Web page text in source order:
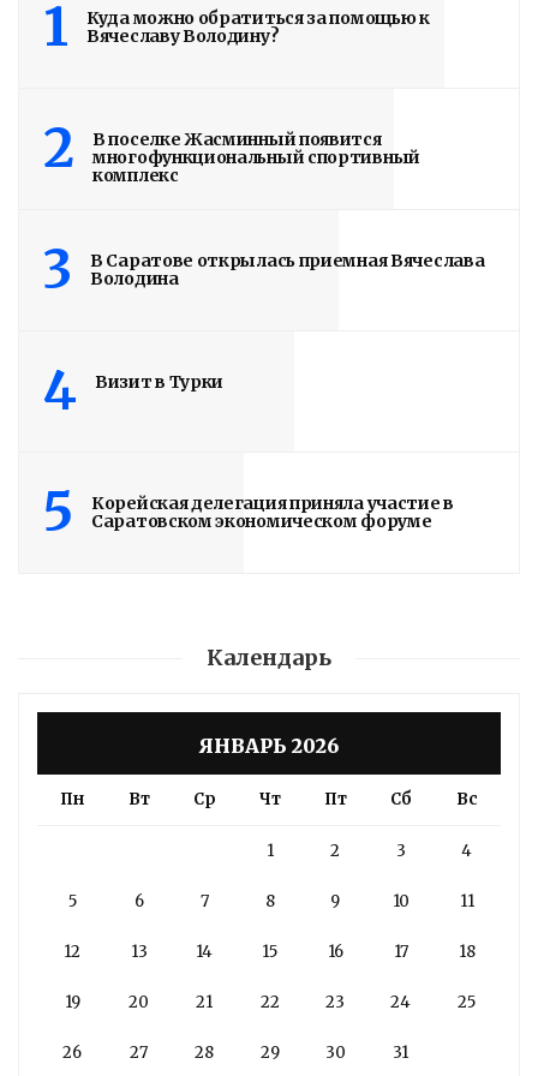
1
Куда можно обратиться за помощью к
Вячеславу Володину?
2
В поселке Жасминный появится
многофункциональный спортивный
комплекс
3
В Саратове открылась приемная Вячеслава
Володина
4 Визит в Турки
5
Корейская делегация приняла участие в
Саратовском экономическом форуме
Календарь
ЯНВАРЬ 2026
Пн Вт Ср Чт Пт Сб Вс
1 2 3 4
5 6 7 8 9 10 11
12 13 14 15 16 17 18
19 20 21 22 23 24 25
26 27 28 29 30 31